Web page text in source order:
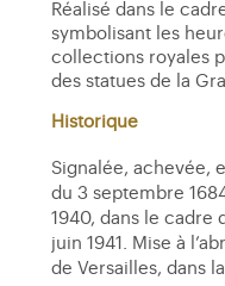
Réalisé dans le
symbolisant les
collections royales
des statues de la
Historique
Signalée, achevée,
du 3 septembre
1940, dans le cadre
juin 1941. Mise à
de Versailles, dans